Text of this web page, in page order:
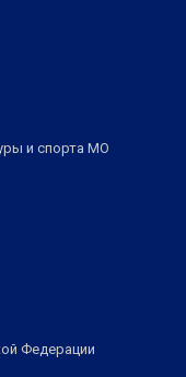
и спорта МО
Федерации